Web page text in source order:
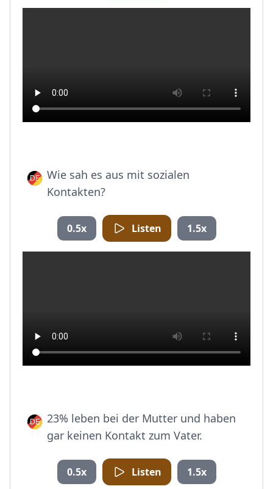
Wie sah es aus mit sozialen
Kontakten?
0.5x Listen 1.5x
23% leben bei der Mutter und haben
gar keinen Kontakt zum Vater.
0.5x Listen 1.5x